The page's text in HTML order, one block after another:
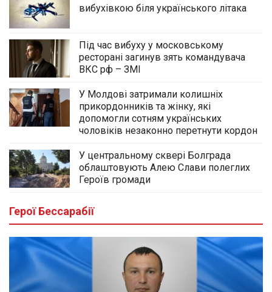
вибухівкою біля українського літака
Під час вибуху у московському
ресторані загинув зять командувача
ВКС рф – ЗМІ
У Молдові затримали колишніх
прикордонників та жінку, які
допомогли сотням українських
чоловіків незаконно перетнути кордон
У центральному сквері Болграда
облаштовують Алею Слави полеглих
Героїв громади
Герої Бессарабії